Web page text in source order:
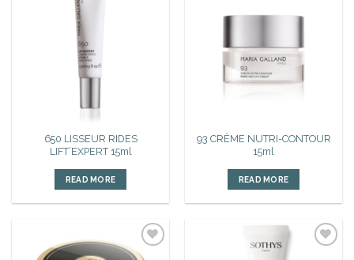
650 LISSEUR RIDES
LIFT’EXPERT 15ml
READ MORE
93 CRÈME NUTRI-CONTOUR
15ml
READ MORE